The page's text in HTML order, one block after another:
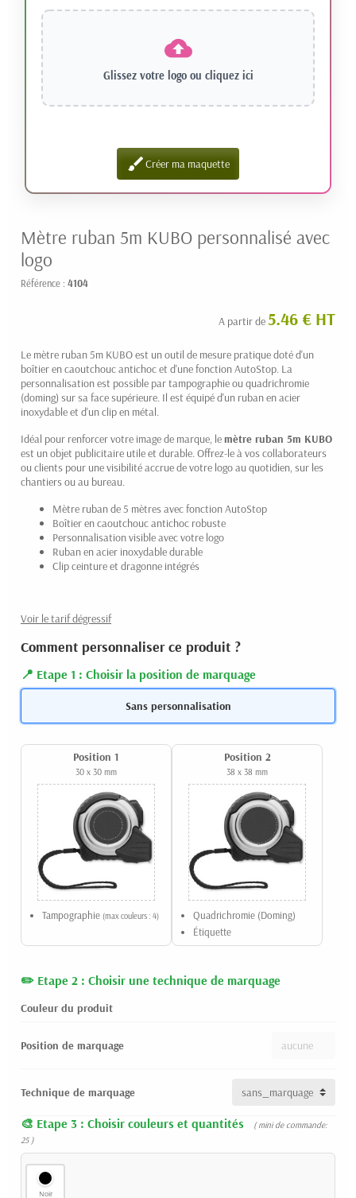
Glissez votre logo ou cliquez ici
brushCréer ma maquette
Mètre ruban 5m KUBO personnalisé avec
logo
Référence : 4104
A partir de5.46 € HT
Le mètre ruban 5m KUBO est un outil de mesure pratique doté d'un
boîtier en caoutchouc antichoc et d'une fonction AutoStop. La
personnalisation est possible par tampographie ou quadrichromie
(doming) sur sa face supérieure. Il est équipé d'un ruban en acier
inoxydable et d'un clip en métal.
Idéal pour renforcer votre image de marque, lemètre ruban 5m KUBO
est un objet publicitaire utile et durable. Offrez-le à vos collaborateurs
ou clients pour une visibilité accrue de votre logo au quotidien, sur les
chantiers ou au bureau.
Mètre ruban de 5 mètres avec fonction AutoStop
Boîtier en caoutchouc antichoc robuste
Personnalisation visible avec votre logo
Ruban en acier inoxydable durable
Clip ceinture et dragonne intégrés
Voir le tarif dégressif
Comment personnaliser ce produit ?
Etape 1 : Choisir la position de marquage
Sans personnalisation
Position 1
30 x 30 mm
Tampographie (max couleurs : 4)
Position 2
38 x 38 mm
Quadrichromie (Doming)
Étiquette
Etape 2 : Choisir une technique de marquage
Couleur du produit
Position de marquage
Technique de marquage
Etape 3 : Choisir couleurs et quantités
( mini de commande:
25 )
Noir